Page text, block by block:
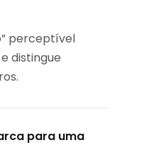
perceptível
distingue
para uma